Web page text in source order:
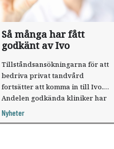
Så många har fått
godkänt av Ivo
Tillståndsansökningarna för att
bedriva privat tandvård
fortsätter att komma in till Ivo.
Andelen godkända kliniker har
ökat, visar nya siffror.
Nyheter